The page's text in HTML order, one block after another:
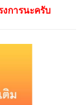
งการนะครับ